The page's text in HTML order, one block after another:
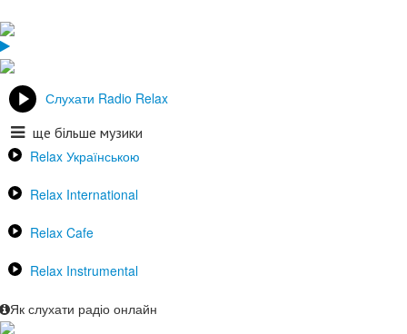
Слухати Radio Relax
ще більше музики
Relax Українською
Relax International
Relax Cafe
Relax Instrumental
Як слухати радіо онлайн